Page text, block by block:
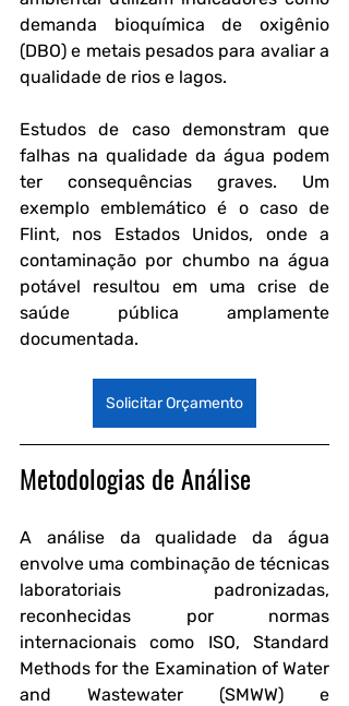
demanda bioquímica de oxigênio
(DBO) e metais pesados para avaliar a
qualidade de rios e lagos.
Estudos de caso demonstram que
falhas na qualidade da água podem
ter consequências graves. Um
exemplo emblemático é o caso de
Flint, nos Estados Unidos, onde a
contaminação por chumbo na água
potável resultou em uma crise de
saúde pública amplamente
documentada.
Solicitar Orçamento
Metodologias de Análise
A análise da qualidade da água
envolve uma combinação de técnicas
laboratoriais padronizadas,
reconhecidas por normas
internacionais como ISO, Standard
Methods for the Examination of Water
and Wastewater (SMWW) e